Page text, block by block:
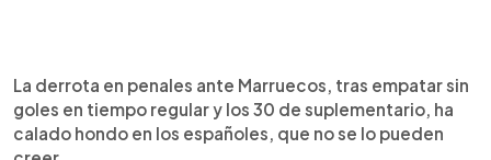
Escuchar artículo
La derrota en penales ante Marruecos, tras empatar sin
goles en tiempo regular y los 30 de suplementario, ha
calado hondo en los españoles, que no se lo pueden